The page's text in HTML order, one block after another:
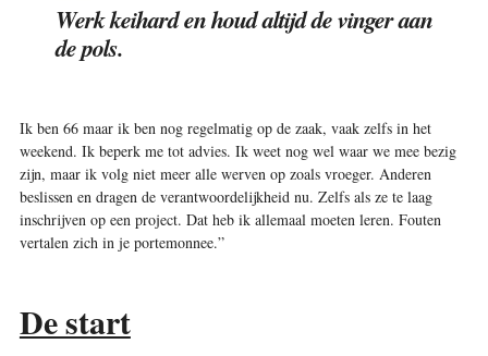
Werk keihard en houd altijd de vinger ­aan
de pols.
Ik ben 66 maar ik ben nog regelmatig op de zaak, vaak zelfs in het
weekend. Ik beperk me tot advies. Ik weet nog wel waar we mee bezig
zijn, maar ik volg niet meer alle werven op zoals vroeger. Anderen
beslissen en dragen de verantwoordelijkheid nu. Zelfs als ze te laag
inschrijven op een project. Dat heb ik allemaal moeten leren. Fouten
vertalen zich in je portemonnee.”
De start